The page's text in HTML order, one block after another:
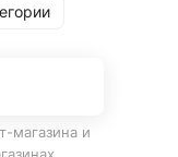
магазина и